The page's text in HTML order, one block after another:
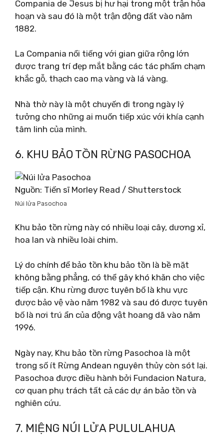
Compania de Jesus bị hư hại trong một trận hỏa
hoạn và sau đó là một trận động đất vào năm
1882.
La Compania nổi tiếng với gian giữa rộng lớn
được trang trí đẹp mắt bằng các tác phẩm chạm
khắc gỗ, thạch cao mạ vàng và lá vàng.
Nhà thờ này là một chuyến đi trong ngày lý
tưởng cho những ai muốn tiếp xúc với khía cạnh
tâm linh của mình.
6. KHU BẢO TỒN RỪNG PASOCHOA
Nguồn: Tiến sĩ Morley Read / Shutterstock
Núi lửa Pasochoa
Khu bảo tồn rừng này có nhiều loại cây, dương xỉ,
hoa lan và nhiều loài chim.
Lý do chính để bảo tồn khu bảo tồn là bề mặt
không bằng phẳng, có thể gây khó khăn cho việc
tiếp cận. Khu rừng được tuyên bố là khu vực
được bảo vệ vào năm 1982 và sau đó được tuyên
bố là nơi trú ẩn của động vật hoang dã vào năm
1996.
Ngày nay, Khu bảo tồn rừng Pasochoa là một
trong số ít Rừng Andean nguyên thủy còn sót lại.
Pasochoa được điều hành bởi Fundacion Natura,
cơ quan phụ trách tất cả các dự án bảo tồn và
nghiên cứu.
7. MIỆNG NÚI LỬA PULULAHUA